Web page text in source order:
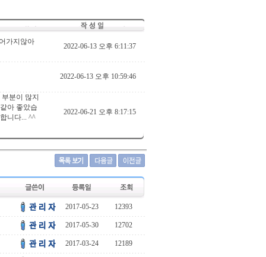
가지않아
2022-06-13 오후 6:11:37
2022-06-13 오후 10:59:46
분이 많지
아 좋았습
니다... ^^
2022-06-21 오후 8:17:15
2017-05-23 12393
2017-05-30 12702
2017-03-24 12189